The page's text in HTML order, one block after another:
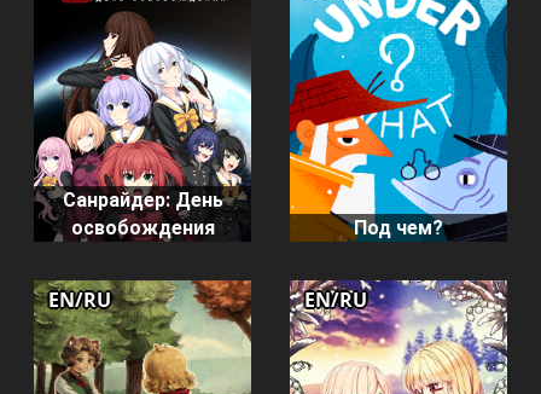
Санрайдер: День
освобождения
Под чем?
EN/RU EN/RU